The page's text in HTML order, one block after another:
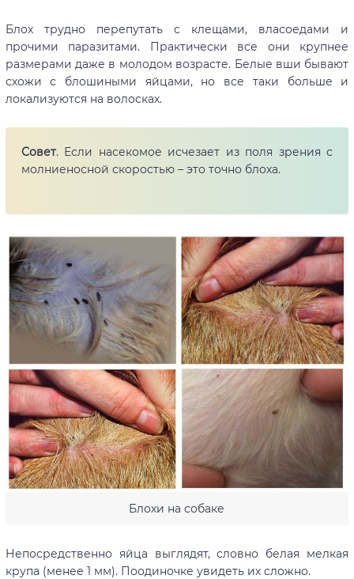
Блох трудно перепутать с клещами, власоедами и
прочими паразитами. Практически все они крупнее
размерами даже в молодом возрасте. Белые вши бывают
схожи с блошиными яйцами, но все таки больше и
локализуются на волосках.
Совет. Если насекомое исчезает из поля зрения с
молниеносной скоростью – это точно блоха.
Блохи на собаке
Непосредственно яйца выглядят, словно белая мелкая
крупа (менее 1 мм). Поодиночке увидеть их сложно.